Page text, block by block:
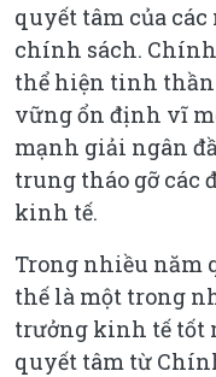
quyết tâm của
chính sách.
thể hiện tinh
vững ổn định vĩ
mạnh giải ngân
trung tháo gỡ các
kinh tế.
Trong nhiều năm
thế là một trong
trưởng kinh tế tốt
quyết tâm từ